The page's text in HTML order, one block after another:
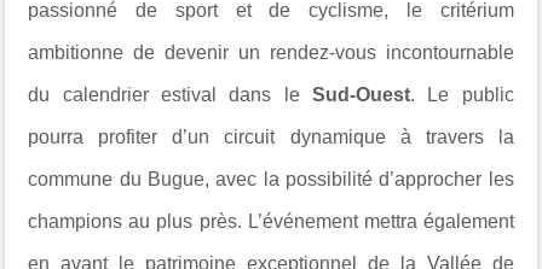
passionné de sport et de cyclisme, le critérium
ambitionne de devenir un rendez-vous incontournable
du calendrier estival dans le Sud-Ouest. Le public
pourra profiter d’un circuit dynamique à travers la
commune du Bugue, avec la possibilité d’approcher les
champions au plus près. L’événement mettra également
en avant le patrimoine exceptionnel de la Vallée de